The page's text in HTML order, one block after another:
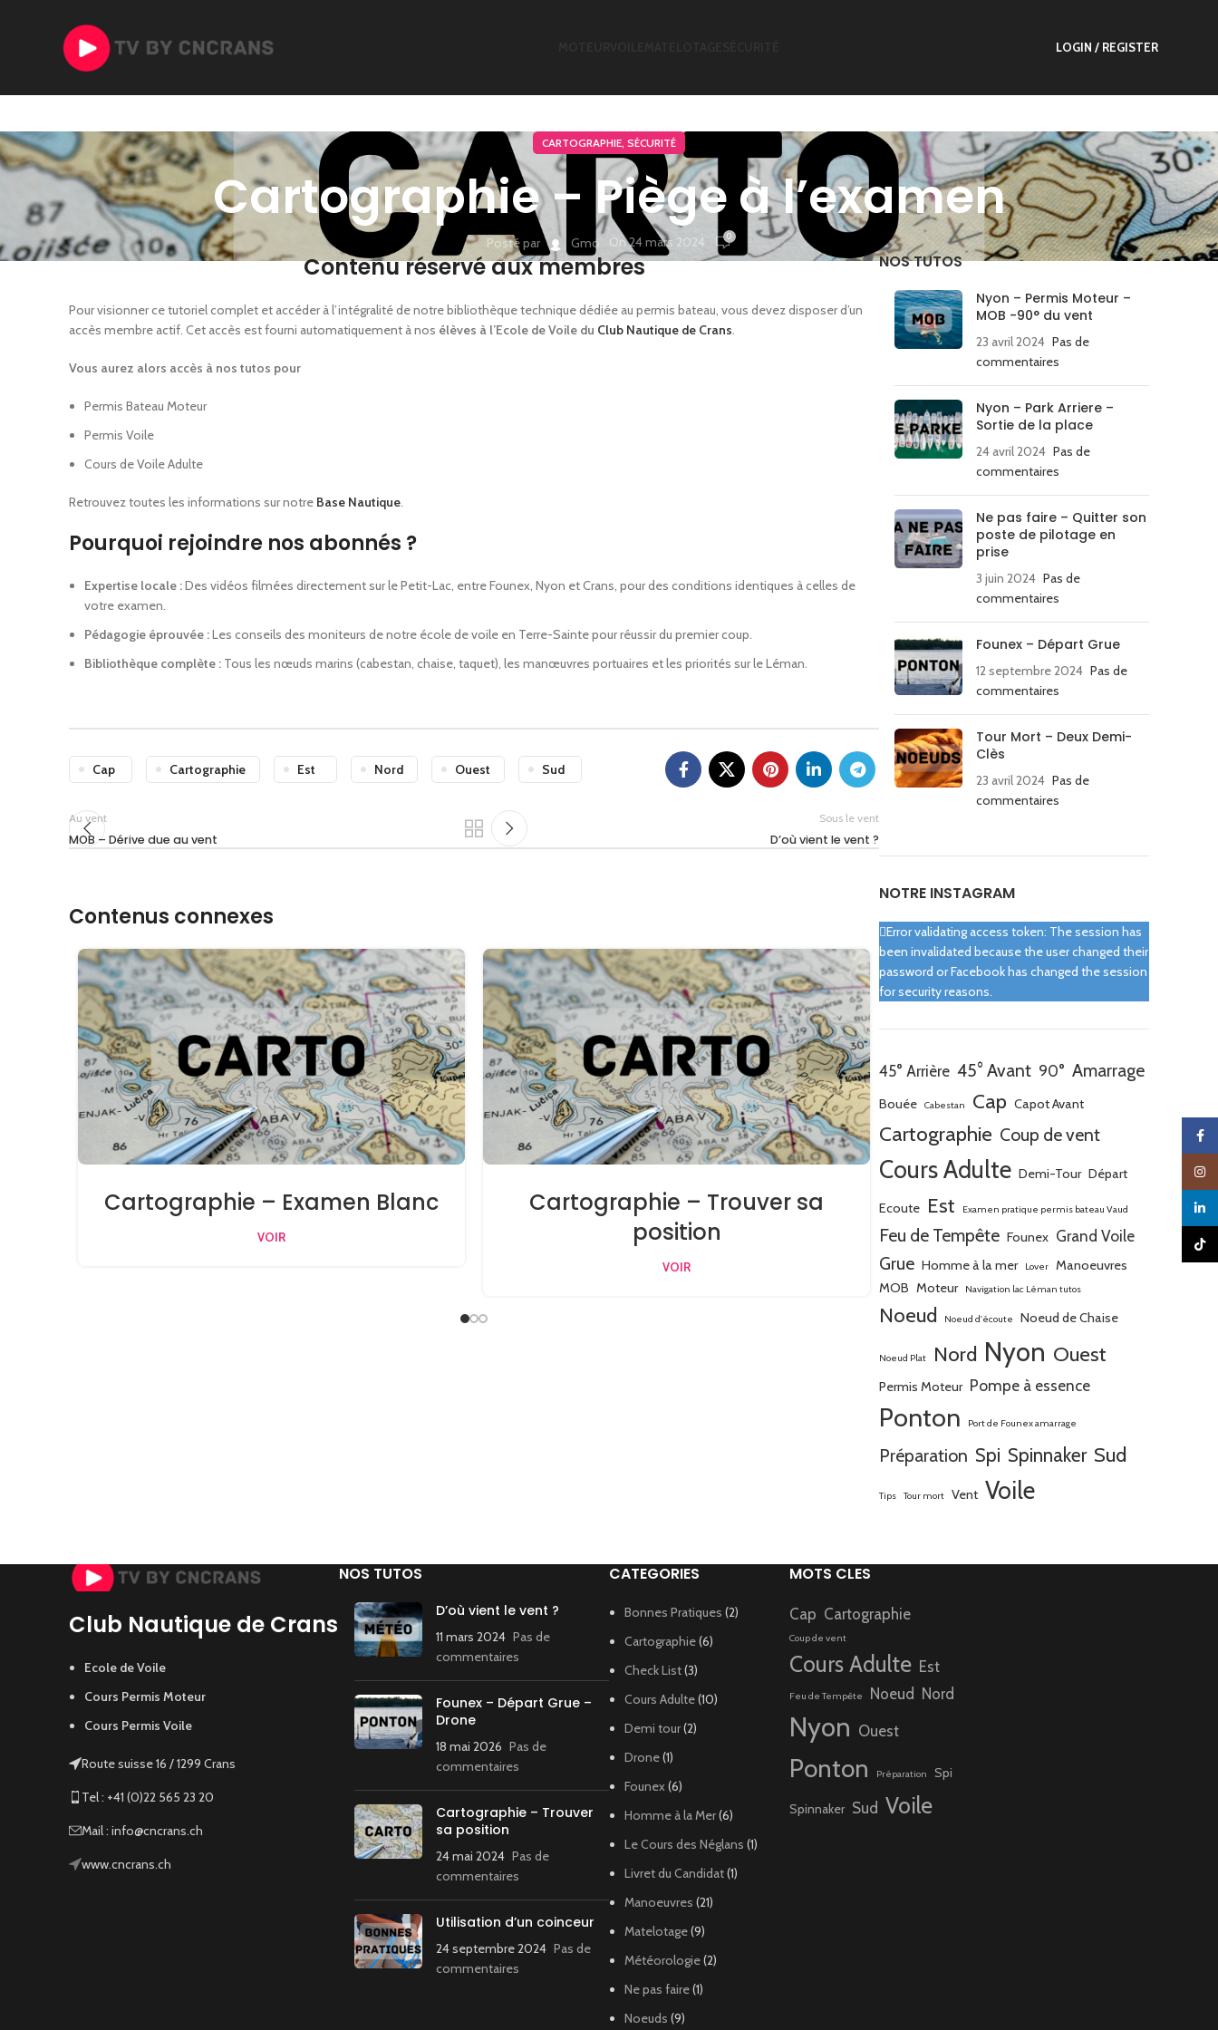
LOGIN / REGISTER
CARTOGRAPHIE, SÉCURITÉ
Cartographie – Piège à l’examen
Posté par Gmo On 24 mars 2024 0
Contenu réservé aux membres
Pour visionner ce tutoriel complet et accéder à l’intégralité de notre bibliothèque technique dédiée au permis bateau, vous devez disposer d’un
accès membre actif. Cet accès est fourni automatiquement à nos élèves à l’Ecole de Voile du Club Nautique de Crans.
Vous aurez alors accès à nos tutos pour
Permis Bateau Moteur
Permis Voile
Cours de Voile Adulte
Retrouvez toutes les informations sur notre Base Nautique.
Pourquoi rejoindre nos abonnés ?
Expertise locale :Des vidéos filmées directement sur le Petit-Lac, entre Founex, Nyon et Crans, pour des conditions identiques à celles de
votre examen.
Pédagogie éprouvée :Les conseils des moniteurs de notre école de voile en Terre-Sainte pour réussir du premier coup.
Bibliothèque complète : Tous les nœuds marins (cabestan, chaise, taquet), les manœuvres portuaires et les priorités sur le Léman.
Cap Cartographie Est Nord Ouest Sud
Au vent
MOB – Dérive due au vent
Sous le vent
D’où vient le vent ?
Contenus connexes
Cartographie – Examen Blanc
VOIR
Cartographie – Trouver sa
position
VOIR
Cartographie – Trouver le
à suivre
VOIR
NOS TUTOS
Nyon – Permis Moteur –
MOB -90° du vent
23 avril 2024 Pas de
commentaires
Nyon – Park Arriere –
Sortie de la place
24 avril 2024 Pas de
commentaires
Ne pas faire – Quitter son
poste de pilotage en
prise
3 juin 2024 Pas de
commentaires
Founex – Départ Grue
12 septembre 2024 Pas de
commentaires
Tour Mort – Deux Demi-
Clès
23 avril 2024 Pas de
commentaires
NOTRE INSTAGRAM
Error validating access token: The session has
been invalidated because the user changed their
password or Facebook has changed the session
for security reasons.
45° Arrière 45° Avant 90° Amarrage
Bouée Cabestan Cap Capot Avant
Cartographie Coup de vent
Cours Adulte Demi-Tour Départ
Ecoute Est Examen pratique permis bateau Vaud
Feu de Tempête Founex Grand Voile
Grue Homme à la mer Lover
Manoeuvres
MOB Moteur Navigation lac Léman tutos
Noeud Noeud d'écoute Noeud de Chaise
Noeud Plat Nord Nyon Ouest
Permis Moteur Pompe à essence
Ponton Port de Founex amarrage
Préparation Spi Spinnaker Sud
Tips Tour mort Vent Voile
Club Nautique de Crans
Ecole de Voile
Cours Permis Moteur
Cours Permis Voile
Route suisse 16 / 1299 Crans
Tel : +41 (0)22 565 23 20
Mail : info@cncrans.ch
www.cncrans.ch
NOS TUTOS
D’où vient le vent ?
11 mars 2024 Pas de
commentaires
Founex – Départ Grue –
Drone
18 mai 2026 Pas de
commentaires
Cartographie – Trouver
sa position
24 mai 2024 Pas de
commentaires
Utilisation d’un coinceur
24 septembre 2024 Pas de
commentaires
CATEGORIES
Bonnes Pratiques (2)
Cartographie(6)
Check List(3)
Cours Adulte(10)
Demi tour(2)
Drone(1)
Founex(6)
Homme à la Mer(6)
Le Cours des Néglans (1)
Livret du Candidat(1)
Manoeuvres (21)
Matelotage(9)
Météorologie(2)
Ne pas faire(1)
Noeuds (9)
MOTS CLES
Cap Cartographie
Coup de vent
Cours Adulte Est
Feu de Tempête Noeud Nord
Nyon Ouest
Ponton Préparation Spi
Spinnaker Sud Voile